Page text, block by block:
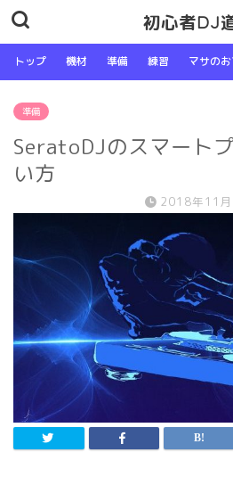
初心者DJ
トップ 機材 準備 練習 マサの
準備
SeratoDJのスマート
い方
2018年11